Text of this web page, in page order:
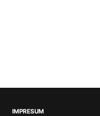
IMPRESUM